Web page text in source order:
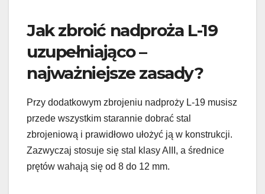
Jak zbroić nadproża L-19
uzupełniająco –
najważniejsze zasady?
Przy dodatkowym zbrojeniu nadproży L-19 musisz
przede wszystkim starannie dobrać stal
zbrojeniową i prawidłowo ułożyć ją w konstrukcji.
Zazwyczaj stosuje się stal klasy AIII, a średnice
prętów wahają się od 8 do 12 mm.